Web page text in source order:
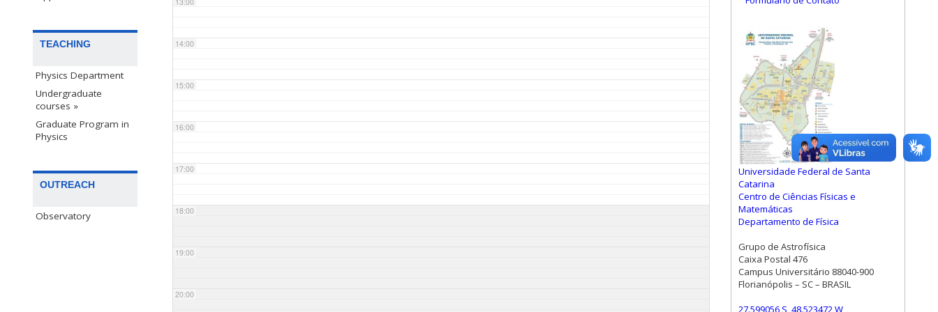
TEACHING
Physics Department
Undergraduate
courses »
Graduate Program in
Physics
OUTREACH
Observatory
14:00
15:00
16:00
17:00
18:00
19:00
20:00
Universidade Federal de Santa
Catarina
Centro de Ciências Físicas e
Matemáticas
Departamento de Física
Grupo de Astrofísica
Caixa Postal 476
Campus Universitário 88040-900
Florianópolis – SC – BRASIL
27.599056 S, 48.523472 W